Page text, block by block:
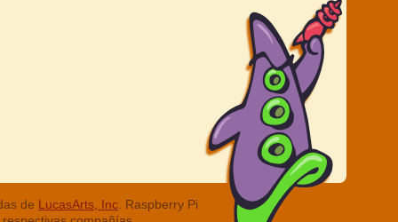
de LucasArts, Inc . Raspberry Pi